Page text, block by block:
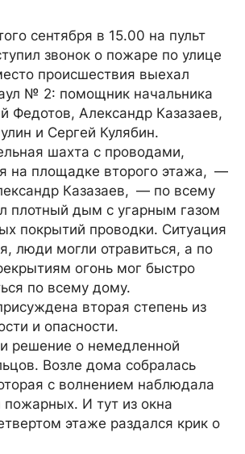
сентября в 15.00 на пульт
звонок о пожаре по улице
происшествия выехал
№ 2: помощник начальника
Федотов, Александр Казазаев,
и Сергей Кулябин.
шахта с проводами,
на площадке второго этажа, —
Казазаев, — по всему
плотный дым с угарным газом
покрытий проводки. Ситуация
люди могли отравиться, а по
огонь мог быстро
по всему дому.
вторая степень из
и опасности.
решение о немедленной
Возле дома собралась
с волнением наблюдала
пожарных. И тут из окна
этаже раздался крик о